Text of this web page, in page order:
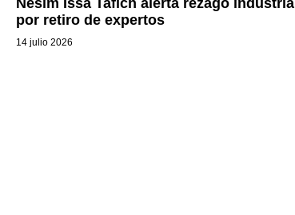
Nesim Issa Tafich alerta rezago industrial
por retiro de expertos
14 julio 2026